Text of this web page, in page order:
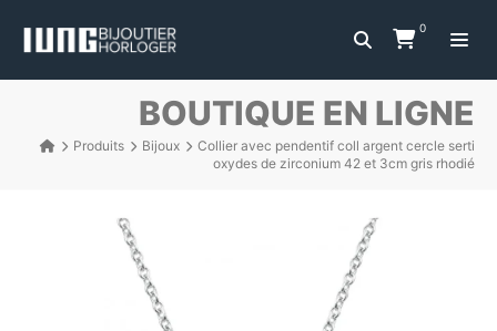
0
BOUTIQUE EN LIGNE
Produits Bijoux
Collier avec pendentif coll argent cercle serti
oxydes de zirconium 42 et 3cm gris rhodié